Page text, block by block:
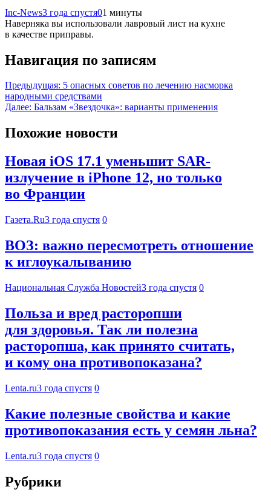
Inc-News3 года спустя01 минуты
Наверняка вы использовали лавровый лист на кухне
в качестве приправы.
Навигация по записям
Предыдущая: 5 опасных советов по лечению насморка
народными средствами
Далее: Бальзам «Звездочка»: варианты применения
Похожие новости
Новая iOS 17.1 уменьшит SAR-
излучение в iPhone 12, но только
во Франции
Газета.Ru3 года спустя 0
ВОЗ: важно пересмотреть отношение
к иглоукалыванию
Национальная Служба Новостей3 года спустя 0
Польза и вред расторопши
для здоровья. Так ли полезна
расторопша, как принято считать,
и кому она противопоказана?
Lenta.ru3 года спустя 0
Какие полезные свойства и какие
противопоказания есть у семян льна?
Lenta.ru3 года спустя 0
Рубрики